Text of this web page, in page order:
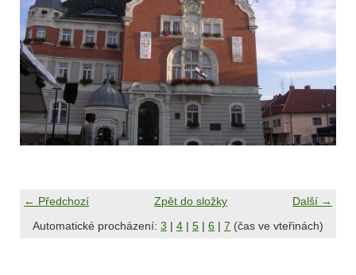
← Předchozí Další →
Zpět do složky
Automatické procházení: 3 | 4 | 5 | 6 | 7 (čas ve vteřinách)